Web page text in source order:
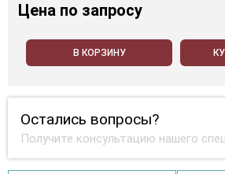
Цена по запросу
В КОРЗИНУ
Остались вопросы?
Получите консультацию нашего